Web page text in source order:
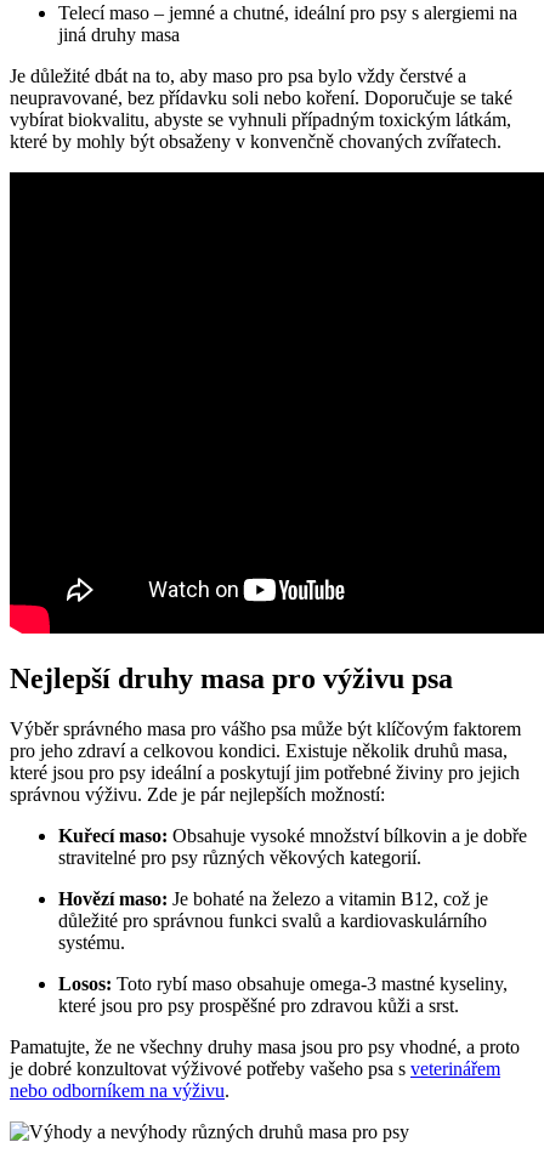
Telecí maso – jemné a chutné, ideální pro psy s alergiemi na
jiná druhy masa
Je důležité dbát na to, aby maso pro psa bylo vždy čerstvé a
neupravované, bez přídavku soli nebo koření. Doporučuje se také
vybírat biokvalitu, abyste se vyhnuli případným toxickým látkám,
které by mohly být obsaženy v konvenčně chovaných zvířatech.
Nejlepší druhy masa pro výživu psa
Výběr správného masa pro vášho psa může být klíčovým faktorem
pro jeho zdraví a celkovou kondici. Existuje několik druhů masa,
které jsou pro psy ideální a poskytují jim potřebné živiny pro jejich
správnou výživu. Zde je pár nejlepších možností:
Kuřecí maso: Obsahuje vysoké množství bílkovin a je dobře
stravitelné pro psy různých věkových kategorií.
Hovězí maso: Je bohaté na železo a vitamin B12, což je
důležité pro správnou funkci svalů a kardiovaskulárního
systému.
Losos: Toto rybí maso obsahuje omega-3 mastné kyseliny,
které jsou pro psy prospěšné pro zdravou kůži a srst.
Pamatujte, že ne všechny druhy masa jsou pro psy vhodné, a proto
je dobré konzultovat výživové potřeby vašeho psa s veterinářem
nebo odborníkem na výživu.